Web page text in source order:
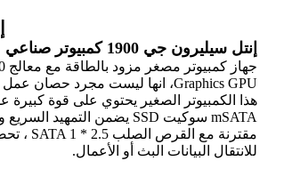
إنتل سيليرون جي 1900 كمبيوتر صناعي
Graphics GPU، انها ليست مجرد حصان عمل ولكن أيضا خيار رائع للخفيفة - الألعاب واستهلاك الوسائط المتعددة.
mSATA سوكيت SSD يضمن التمهيد السريع وسرعة الوصول إلى البيانات.
للانتقال البيانات البث أو الأعمال.